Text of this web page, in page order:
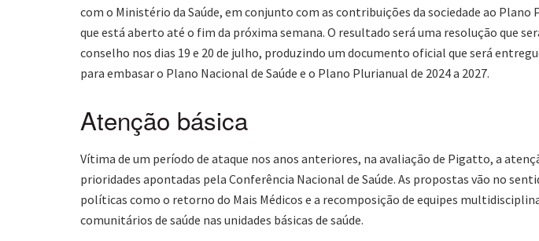
com o Ministério da Saúde, em conjunto com as contribuições da sociedade ao
que está aberto até o fim da próxima semana. O resultado será uma resolução que
conselho nos dias 19 e 20 de julho, produzindo um documento oficial que será
para embasar o Plano Nacional de Saúde e o Plano Plurianual de 2024 a 2027.
Atenção básica
Vítima de um período de ataque nos anos anteriores, na avaliação de Pigatto, a
prioridades apontadas pela Conferência Nacional de Saúde. As propostas vão no
políticas como o retorno do Mais Médicos e a recomposição de equipes
comunitários de saúde nas unidades básicas de saúde.